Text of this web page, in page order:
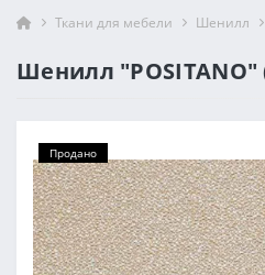
Ткани для мебели Шенилл
Шенилл "POSITANO"
Продано